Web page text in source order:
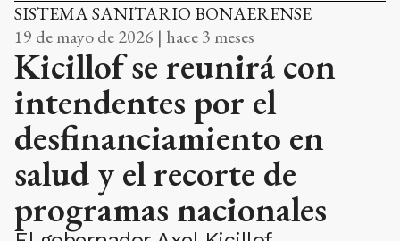
SISTEMA SANITARIO BONAERENSE
19 de mayo de 2026 | hace 3 meses
Kicillof se reunirá con
intendentes por el
desfinanciamiento en
salud y el recorte de
programas nacionales